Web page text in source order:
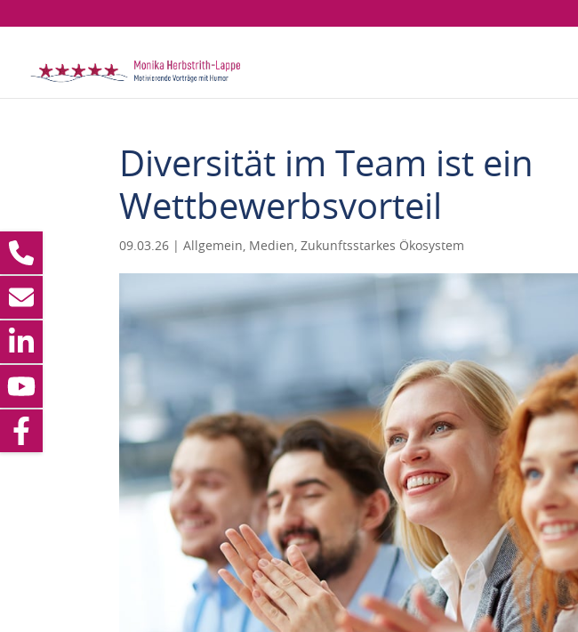
Diversität im Team ist ein
Wettbewerbsvorteil
09.03.26 |Allgemein, Medien,Zukunftsstarkes Ökosystem